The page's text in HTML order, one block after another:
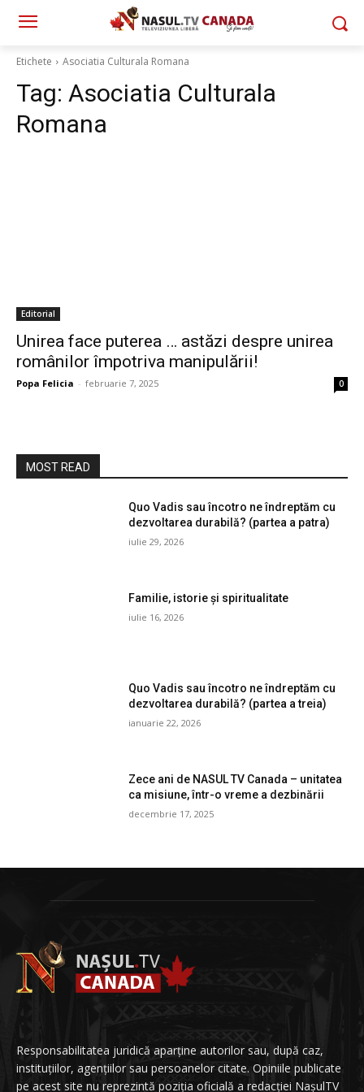
Etichete Asociatia Culturala Romana
Tag: Asociatia Culturala
Romana
Editorial
Unirea face puterea … astăzi despre unirea
românilor împotriva manipulării!
Popa Felicia - februarie 7, 2025 0
MOST READ
Quo Vadis sau încotro ne îndreptăm cu
dezvoltarea durabilă? (partea a patra)
iulie 29, 2026
Familie, istorie și spiritualitate
iulie 16, 2026
Quo Vadis sau încotro ne îndreptăm cu
dezvoltarea durabilă? (partea a treia)
ianuarie 22, 2026
Zece ani de NASUL TV Canada – unitatea
ca misiune, într-o vreme a dezbinării
decembrie 17, 2025
Responsabilitatea juridică aparține autorilor sau, după caz,
instituțiilor, agențiilor sau persoanelor citate. Opiniile publicate
pe acest site nu reprezintă poziția oficială a redacției NașulTV